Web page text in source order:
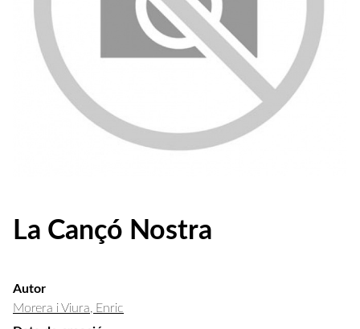
La Cançó Nostra
Autor
Morera i Viura, Enric